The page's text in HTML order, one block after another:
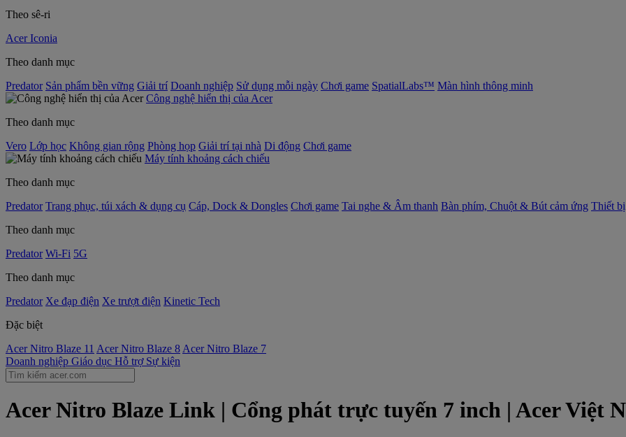
Theo sê-ri
Acer Iconia
Theo danh mục
Predator Sản phẩm bền vững Giải trí Doanh nghiệp Sử dụng mỗi ngày Chơi game SpatialLabs™ Màn hình thông minh
Công nghệ hiển thị của Acer
Theo danh mục
Vero Lớp học Không gian rộng Phòng họp Giải trí tại nhà Di động Chơi game
Máy tính khoảng cách chiếu
Theo danh mục
Predator Trang phục, túi xách & dụng cụ Cáp, Dock & Dongles Chơi game Tai nghe & Âm thanh Bàn phím, Chuột & Bút cảm ứng Thiết
Theo danh mục
Predator Wi-Fi 5G
Theo danh mục
Predator Xe đạp điện Xe trượt điện Kinetic Tech
Đặc biệt
Acer Nitro Blaze 11 Acer Nitro Blaze 8 Acer Nitro Blaze 7
Doanh nghiệp Giáo dục Hỗ trợ Sự kiện
Acer Nitro Blaze Link | Cổng phát trực tuyến 7 inch | Acer Việt